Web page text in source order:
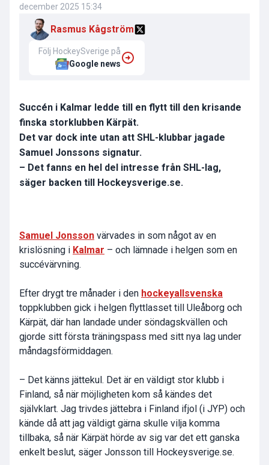
december 2025 15:34
Rasmus Kågström
Följ HockeySverige på
Google news
Succén i Kalmar ledde till en flytt till den krisande
finska storklubben Kärpät.
Det var dock inte utan att SHL-klubbar jagade
Samuel Jonssons signatur.
– Det fanns en hel del intresse från SHL-lag,
säger backen till Hockeysverige.se.
Samuel Jonsson värvades in som något av en
krislösning i Kalmar – och lämnade i helgen som en
succévärvning.
Efter drygt tre månader i den hockeyallsvenska
toppklubben gick i helgen flyttlasset till Uleåborg och
Kärpät, där han landade under söndagskvällen och
gjorde sitt första träningspass med sitt nya lag under
måndagsförmiddagen.
– Det känns jättekul. Det är en väldigt stor klubb i
Finland, så när möjligheten kom så kändes det
självklart. Jag trivdes jättebra i Finland ifjol (i JYP) och
kände då att jag väldigt gärna skulle vilja komma
tillbaka, så när Kärpät hörde av sig var det ett ganska
enkelt beslut, säger Jonsson till Hockeysverige.se.